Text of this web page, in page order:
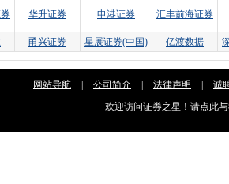
华升证券 申港证券 汇丰前海证券
甬兴证券 星展证券(中国) 亿渡数据
网站导航 公司简介 法律声明
诚
欢迎访问证券之星！请点此